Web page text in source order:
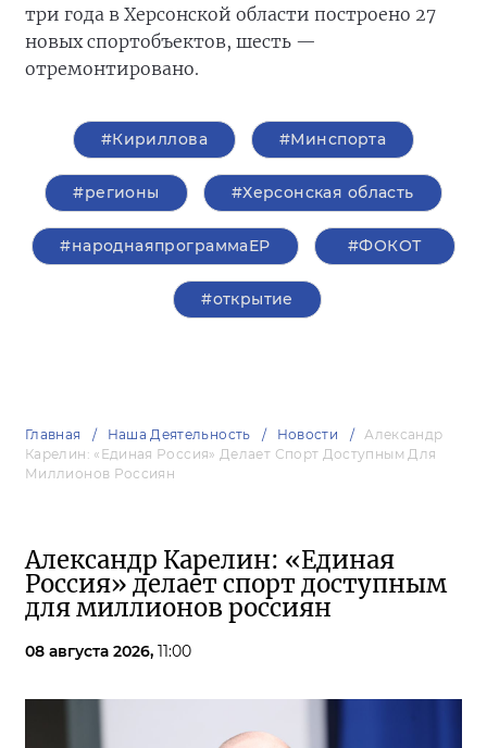
три года в Херсонской области построено 27
новых спортобъектов, шесть —
отремонтировано.
#Кириллова #Минспорта
#регионы #Херсонская область
#народнаяпрограммаЕР #ФОКОТ
#открытие
Главная Наша Деятельность Новости
Александр
Карелин: «Единая Россия» Делает Спорт Доступным Для
Миллионов Россиян
Александр Карелин: «Единая
Россия» делает спорт доступным
для миллионов россиян
08 августа 2026, 11:00